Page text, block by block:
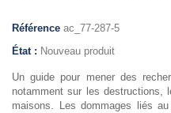
Référence ac_77-287-5
État : Nouveau produit
Un guide pour mener des
notamment sur les destructions,
maisons. Les dommages liés